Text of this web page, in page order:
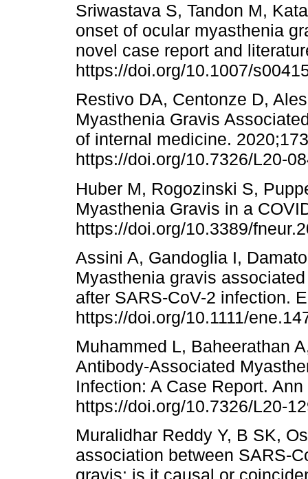
Sriwastava S, Tandon M,
onset of ocular myasthenia
novel case report and
https://doi.org/10.1007/
Restivo DA, Centonze D,
Myasthenia Gravis
of internal medicine.
https://doi.org/10.7326/L20-
Huber M, Rogozinski S,
Myasthenia Gravis in a
https://doi.org/10.3389/
Assini A, Gandoglia I,
Myasthenia gravis
after SARS-CoV-2 infection.
https://doi.org/10.1111/
Muhammed L, Baheerathan
Antibody-Associated
Infection: A Case Report.
https://doi.org/10.7326/L20-
Muralidhar Reddy Y, B SK,
association between SARS-
gravis: is it causal or